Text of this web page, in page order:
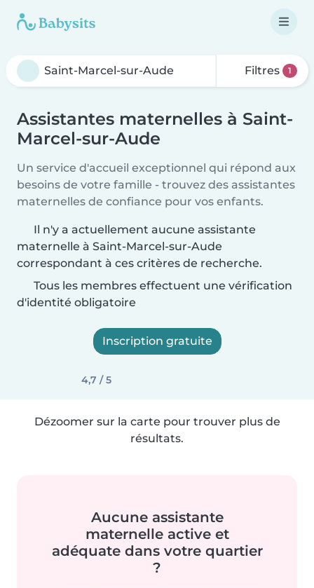
Filtres 1
Assistantes maternelles à Saint-
Marcel-sur-Aude
Un service d'accueil exceptionnel qui répond aux
besoins de votre famille - trouvez des assistantes
maternelles de confiance pour vos enfants.
Il n'y a actuellement aucune assistante
maternelle à Saint-Marcel-sur-Aude
correspondant à ces critères de recherche.
Tous les membres effectuent une vérification
d'identité obligatoire
Inscription gratuite
4,7 / 5
Dézoomer sur la carte pour trouver plus de
résultats.
Aucune assistante
maternelle active et
adéquate dans votre quartier
?